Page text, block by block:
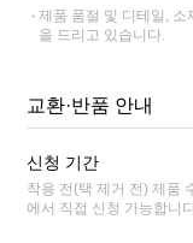
제품 품절 및 디테일,
을 드리고 있습니다.
교환·반품 안내
신청 기간
착용 전(택 제거 전) 제품
에서 직접 신청 가능합니